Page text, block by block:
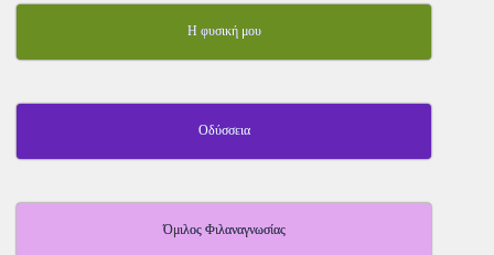
Η φυσική μου
Οδύσσεια
Όμιλος Φιλαναγνωσίας